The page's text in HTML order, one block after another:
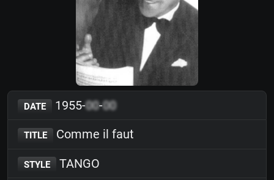
DATE 1955-00-00
TITLE Comme il faut
STYLE TANGO